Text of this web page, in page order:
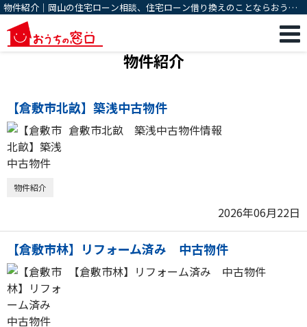
物件紹介｜岡山の住宅ローン相談、住宅ローン借り換えのことならおうち
の窓口
物件紹介
【倉敷市北畝】築浅中古物件
倉敷市北畝 築浅中古物件情報
物件紹介
2026年06月22日
【倉敷市林】リフォーム済み 中古物件
【倉敷市林】リフォーム済み 中古物件